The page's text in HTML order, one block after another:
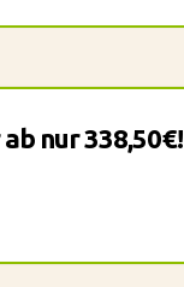
nur 338,50€!